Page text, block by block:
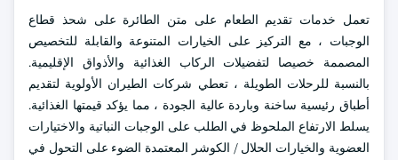
تعمل خدمات تقديم الطعام على متن الطائرة على شحذ قطاع
الوجبات ، مع التركيز على الخيارات المتنوعة والقابلة للتخصيص
المصممة خصيصا لتفضيلات الركاب الغذائية والأذواق الإقليمية.
بالنسبة للرحلات الطويلة ، تعطي شركات الطيران الأولوية لتقديم
أطباق رئيسية ساخنة وباردة عالية الجودة ، مما يؤكد قيمتها الغذائية.
يسلط الارتفاع الملحوظ في الطلب على الوجبات النباتية والاختيارات
العضوية والخيارات الحلال / الكوشر المعتمدة الضوء على التحول في